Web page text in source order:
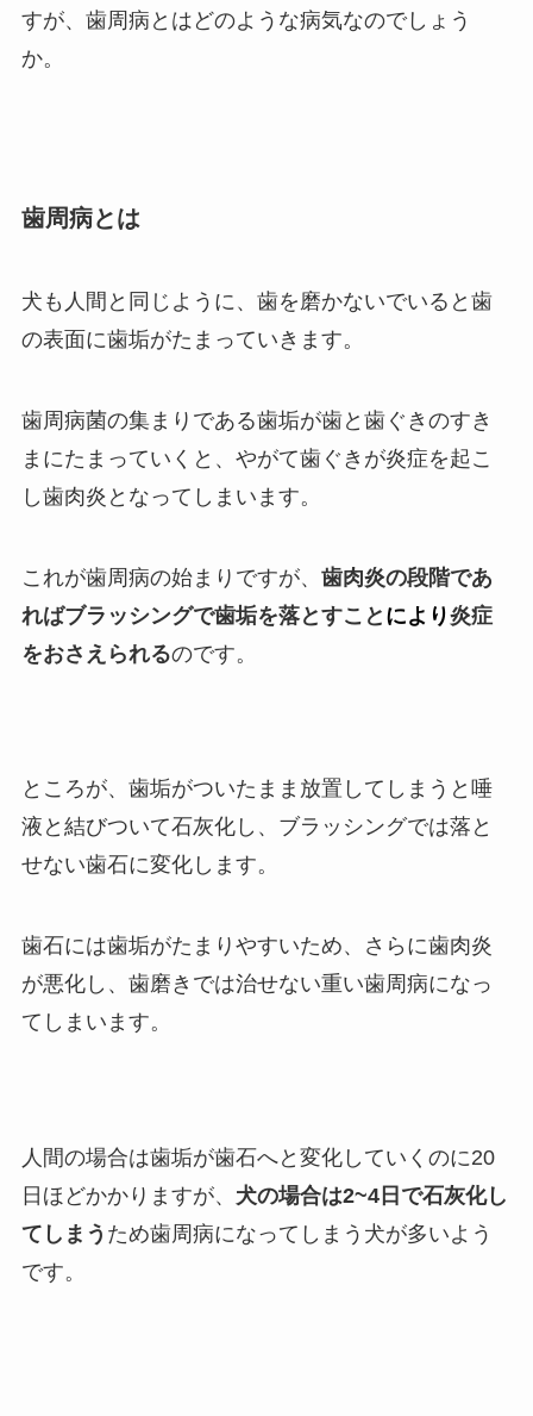
すが、歯周病とはどのような病気なのでしょう
か。
歯周病とは
犬も人間と同じように、歯を磨かないでいると歯
の表面に歯垢がたまっていきます。
歯周病菌の集まりである歯垢が歯と歯ぐきのすき
まにたまっていくと、 やがて歯ぐきが炎症を起こ
し歯肉炎となってしまいます。
これが歯周病の始まりですが、 歯肉炎の段階であ
ればブラッシングで歯垢を落とすこと により炎症
をおさえられるのです。
ところが、歯垢がついたまま放置してしまうと唾
液と結びついて石灰化し、ブラッシングでは落と
せない歯石に変化します。
歯石には歯垢がたまりやすいため、さらに歯肉炎
が悪化し、歯磨きでは治せない重い歯周病になっ
てしまいます。
人間の場合は歯垢が歯石へと変化していくのに20
日ほどかかりますが、 犬の場合は2~4日で石灰化し
てしまう ため歯周病になってしまう犬が多いよう
です。